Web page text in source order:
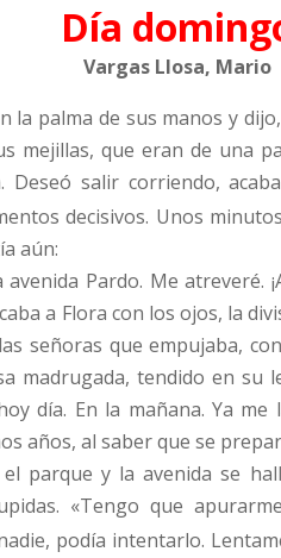
Día
Vargas Llosa, Mario
palma de sus manos y
mejillas, que eran de una
salir corriendo,
decisivos. Unos
aún:
Pardo. Me atreveré.
a Flora con los ojos, la
señoras que empujaba,
madrugada, tendido en su
día. En la mañana. Ya
años, al saber que se
parque y la avenida se
«Tengo que
podía intentarlo.